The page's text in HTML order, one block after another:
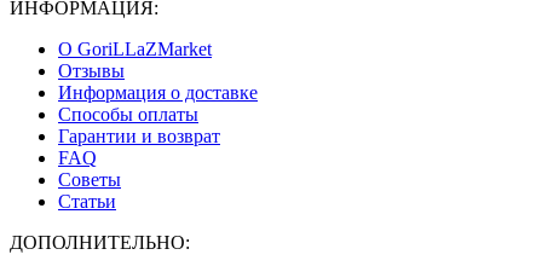
ИНФОРМАЦИЯ:
О GoriLLaZMarket
Отзывы
Информация о доставке
Способы оплаты
Гарантии и возврат
FAQ
Советы
Статьи
ДОПОЛНИТЕЛЬНО: